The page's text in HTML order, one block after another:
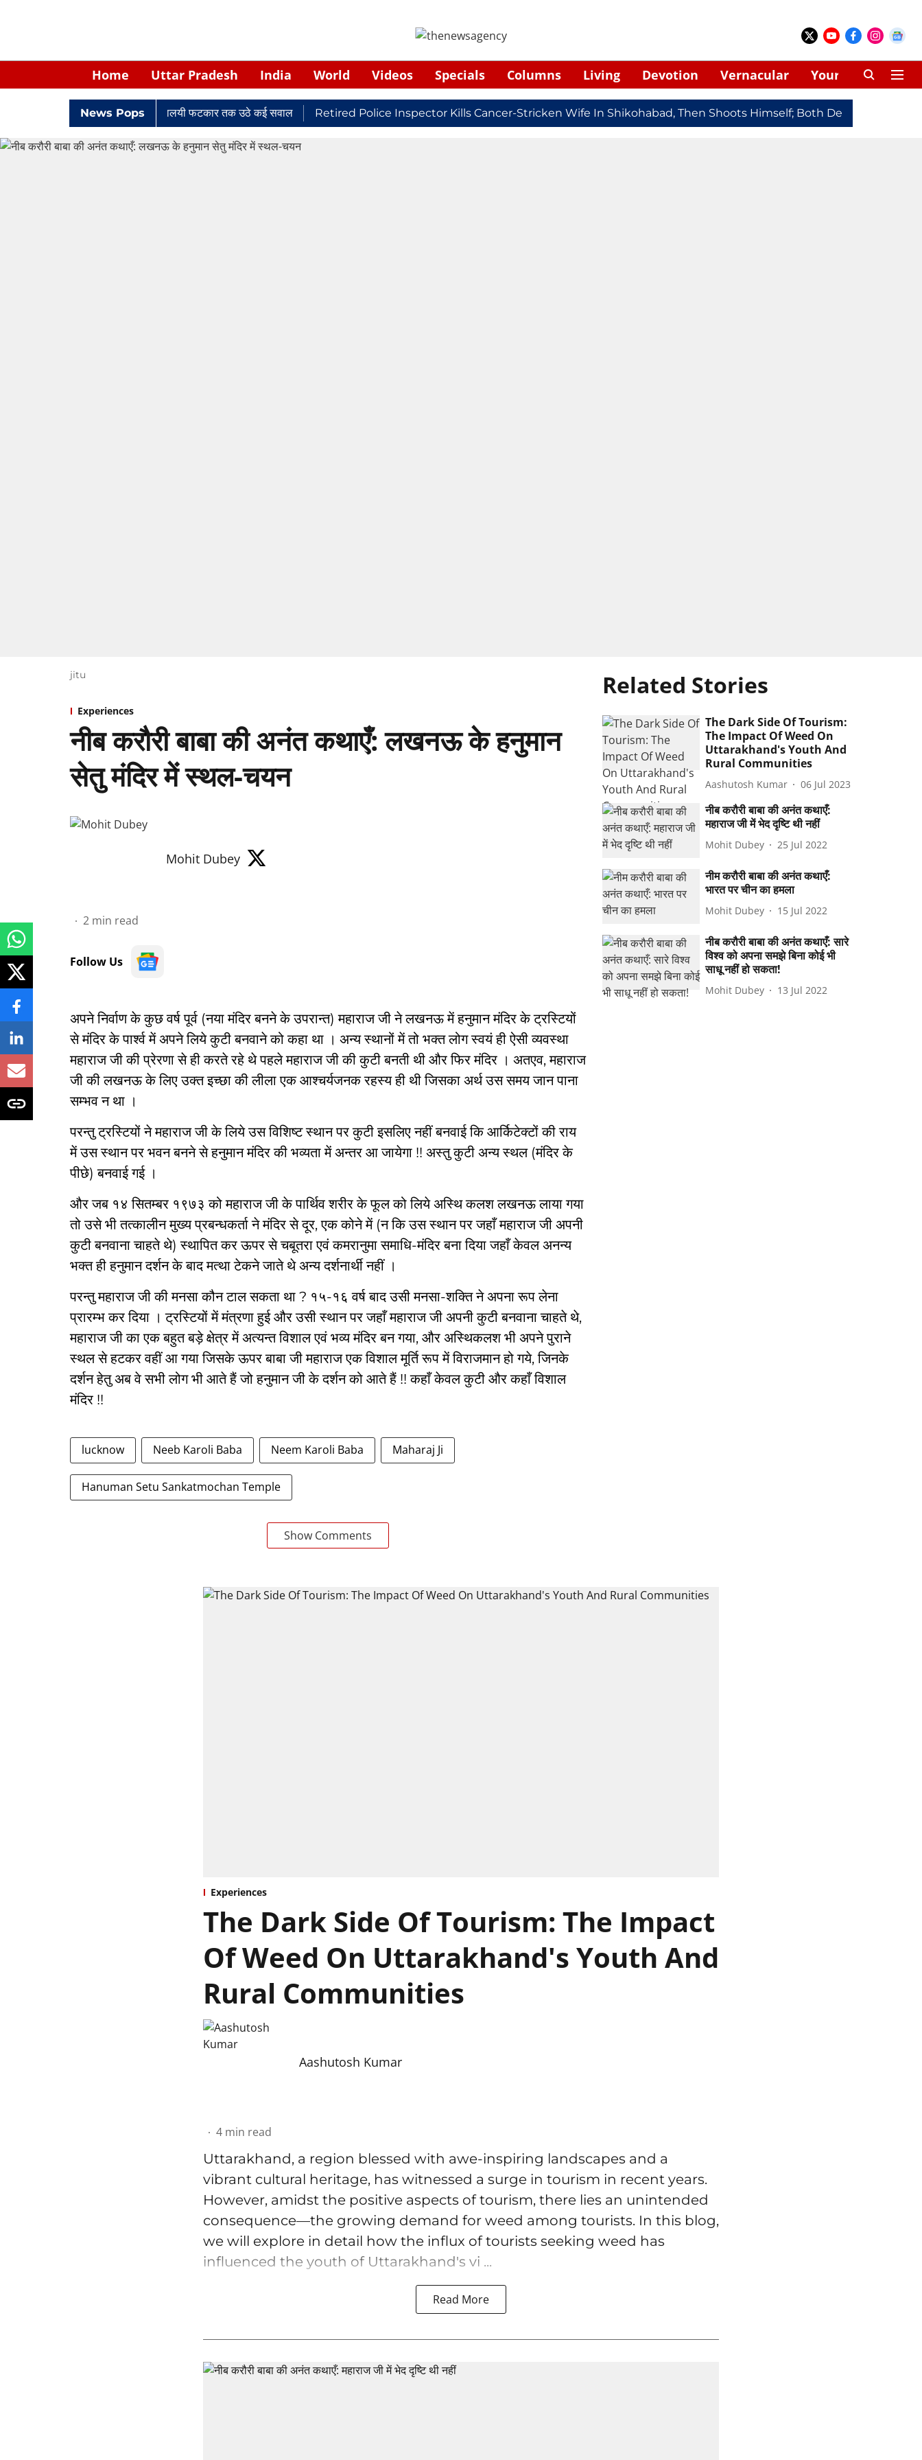
Home Uttar Pradesh India World Videos Specials Columns Living Devotion Vernacular Your Space
News Pops
घिरे केपी सिंह: नियुक्ति से लेकर न्यायालयी फटकार तक उठे कई सवाल Retired Police Inspector Kills Cancer-Stricken Wife In Shikohabad, Then Shoots Himself; Both Dead
jitu
Experiences
नीब करौरी बाबा की अनंत कथाएँ: लखनऊ के हनुमान
सेतु मंदिर में स्थल-चयन
Mohit Dubey
2 min read
Follow Us
अपने निर्वाण के कुछ वर्ष पूर्व (नया मंदिर बनने के उपरान्त) महाराज जी ने लखनऊ में हनुमान मंदिर के ट्रस्टियों
से मंदिर के पार्श्व में अपने लिये कुटी बनवाने को कहा था । अन्य स्थानों में तो भक्त लोग स्वयं ही ऐसी व्यवस्था
महाराज जी की प्रेरणा से ही करते रहे थे पहले महाराज जी की कुटी बनती थी और फिर मंदिर । अतएव, महाराज
जी की लखनऊ के लिए उक्त इच्छा की लीला एक आश्चर्यजनक रहस्य ही थी जिसका अर्थ उस समय जान पाना
सम्भव न था ।
परन्तु ट्रस्टियों ने महाराज जी के लिये उस विशिष्ट स्थान पर कुटी इसलिए नहीं बनवाई कि आर्किटेक्टों की राय
में उस स्थान पर भवन बनने से हनुमान मंदिर की भव्यता में अन्तर आ जायेगा !! अस्तु कुटी अन्य स्थल (मंदिर के
पीछे) बनवाई गई ।
और जब १४ सितम्बर १९७३ को महाराज जी के पार्थिव शरीर के फूल को लिये अस्थि कलश लखनऊ लाया गया
तो उसे भी तत्कालीन मुख्य प्रबन्धकर्ता ने मंदिर से दूर, एक कोने में (न कि उस स्थान पर जहाँ महाराज जी अपनी
कुटी बनवाना चाहते थे) स्थापित कर ऊपर से चबूतरा एवं कमरानुमा समाधि-मंदिर बना दिया जहाँ केवल अनन्य
भक्त ही हनुमान दर्शन के बाद मत्था टेकने जाते थे अन्य दर्शनार्थी नहीं ।
परन्तु महाराज जी की मनसा कौन टाल सकता था ? १५-१६ वर्ष बाद उसी मनसा-शक्ति ने अपना रूप लेना
प्रारम्भ कर दिया । ट्रस्टियों में मंत्रणा हुई और उसी स्थान पर जहाँ महाराज जी अपनी कुटी बनवाना चाहते थे,
महाराज जी का एक बहुत बड़े क्षेत्र में अत्यन्त विशाल एवं भव्य मंदिर बन गया, और अस्थिकलश भी अपने पुराने
स्थल से हटकर वहीं आ गया जिसके ऊपर बाबा जी महाराज एक विशाल मूर्ति रूप में विराजमान हो गये, जिनके
दर्शन हेतु अब वे सभी लोग भी आते हैं जो हनुमान जी के दर्शन को आते हैं !! कहाँ केवल कुटी और कहाँ विशाल
मंदिर !!
lucknow Neeb Karoli Baba Neem Karoli Baba Maharaj Ji
Hanuman Setu Sankatmochan Temple
Show Comments
Related Stories
The Dark Side Of Tourism:
The Impact Of Weed On
Uttarakhand's Youth And
Rural Communities
Aashutosh Kumar 06 Jul 2023
नीब करौरी बाबा की अनंत कथाएँ:
महाराज जी में भेद दृष्टि थी नहीं
Mohit Dubey 25 Jul 2022
नीम करौरी बाबा की अनंत कथाएँ:
भारत पर चीन का हमला
Mohit Dubey 15 Jul 2022
नीब करौरी बाबा की अनंत कथाएँ: सारे
विश्व को अपना समझे बिना कोई भी
साधू नहीं हो सकता!
Mohit Dubey 13 Jul 2022
Experiences
The Dark Side Of Tourism: The Impact
Of Weed On Uttarakhand's Youth And
Rural Communities
Aashutosh Kumar
4 min read
Uttarakhand, a region blessed with awe-inspiring landscapes and a
vibrant cultural heritage, has witnessed a surge in tourism in recent years.
However, amidst the positive aspects of tourism, there lies an unintended
consequence—the growing demand for weed among tourists. In this blog,
we will explore in detail how the influx of tourists seeking weed has
influenced the youth of Uttarakhand's vi ...
Read More